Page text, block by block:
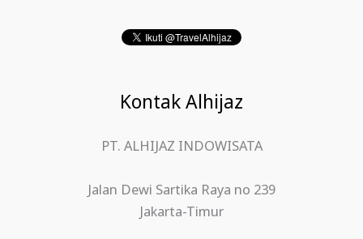
Kontak Alhijaz
PT. ALHIJAZ INDOWISATA
Jalan Dewi Sartika Raya no 239
Jakarta-Timur